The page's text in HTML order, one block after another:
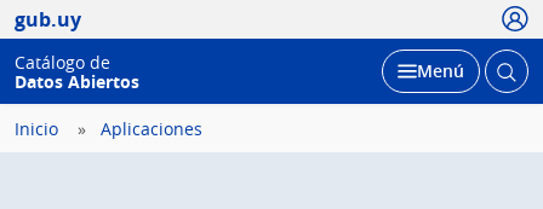
gub.uy
Catálogo de
Datos Abiertos
Desplegar
Menú Abrir
Inicio Aplicaciones